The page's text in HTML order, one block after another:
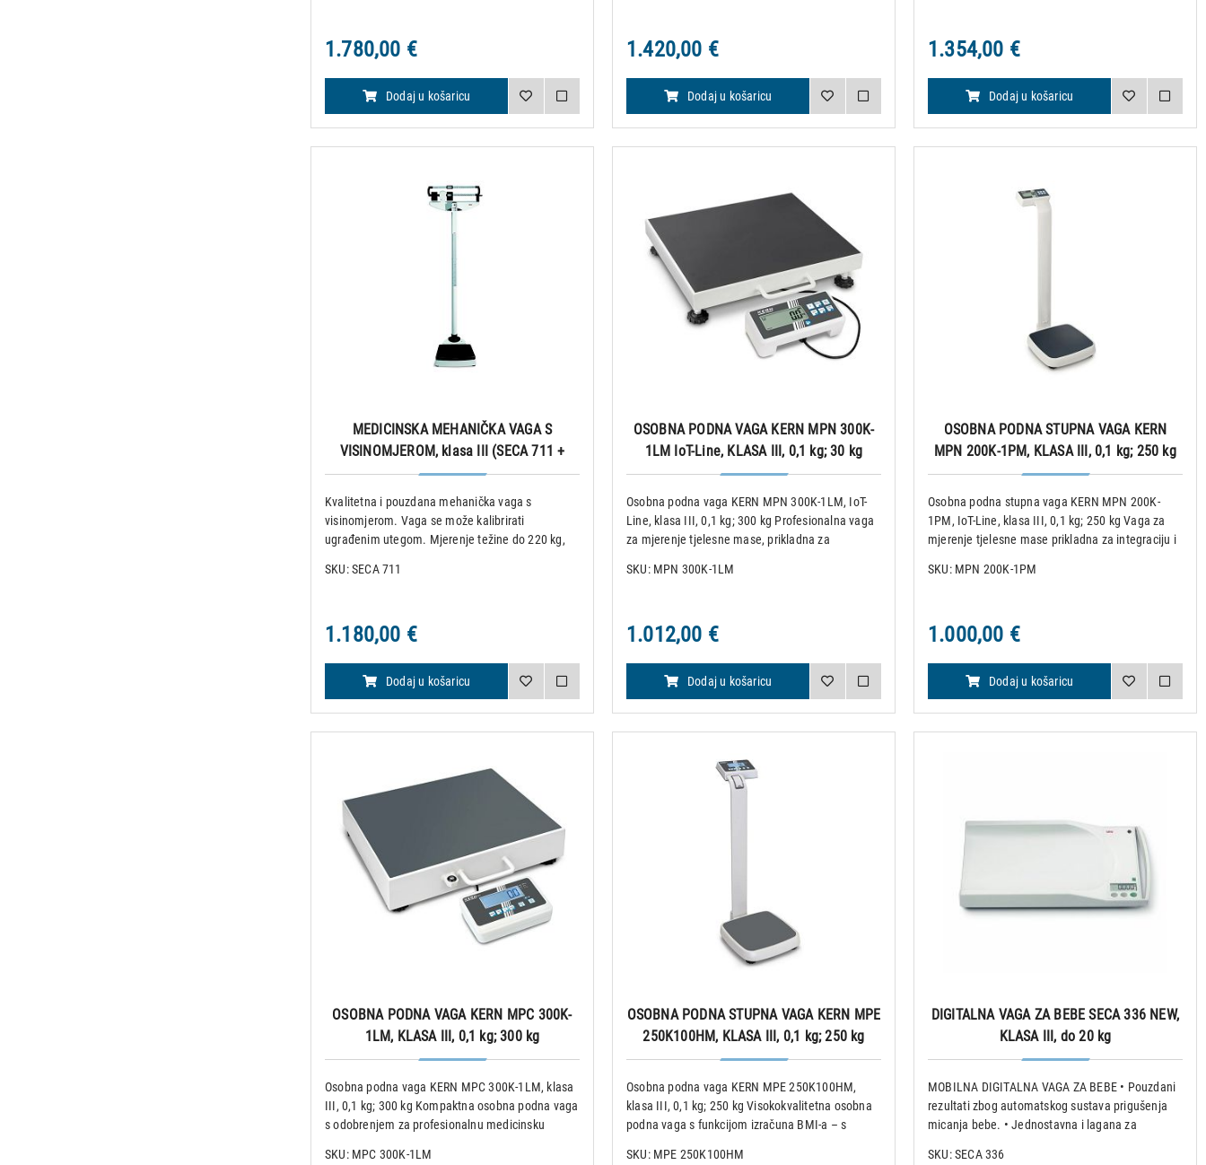
1.780,00 €
Dodaj u košaricu
1.420,00 €
Dodaj u košaricu
1.354,00 €
Dodaj u košaricu
MEDICINSKA MEHANIČKA VAGA S
VISINOMJEROM, klasa III (SECA 711 +
220)
Kvalitetna i pouzdana mehanička vaga s
visinomjerom. Vaga se može kalibrirati
ugrađenim utegom. Mjerenje težine do 220 kg,
60 do 220 cm. Dimenzije: 520 x 1556 x 520 mm /
SKU: SECA 711
1.180,00 €
Dodaj u košaricu
OSOBNA PODNA VAGA KERN MPN 300K-
1LM IoT-Line, KLASA III, 0,1 kg; 30 kg
Osobna podna vaga KERN MPN 300K-1LM, IoT-
Line, klasa III, 0,1 kg; 300 kg Profesionalna vaga
za mjerenje tjelesne mase, prikladna za
u sustave EMR ili EHR, također pogodna za
SKU: MPN 300K-1LM
1.012,00 €
Dodaj u košaricu
OSOBNA PODNA STUPNA VAGA KERN
MPN 200K-1PM, KLASA III, 0,1 kg; 250 kg
Osobna podna stupna vaga KERN MPN 200K-
1PM, IoT-Line, klasa III, 0,1 kg; 250 kg Vaga za
mjerenje tjelesne mase prikladna za integraciju i
EMR ili EHR. Tehnički podaci: • Nosivost (Max):
SKU: MPN 200K-1PM
1.000,00 €
Dodaj u košaricu
OSOBNA PODNA VAGA KERN MPC 300K-
1LM, KLASA III, 0,1 kg; 300 kg
Osobna podna vaga KERN MPC 300K-1LM, klasa
III, 0,1 kg; 300 kg Kompaktna osobna podna vaga
s odobrenjem za profesionalnu medicinsku
SKU: MPC 300K-1LM
OSOBNA PODNA STUPNA VAGA KERN MPE
250K100HM, KLASA III, 0,1 kg; 250 kg
Osobna podna vaga KERN MPE 250K100HM,
klasa III, 0,1 kg; 250 kg Visokokvalitetna osobna
podna vaga s funkcijom izračuna BMI-a – s
SKU: MPE 250K100HM
DIGITALNA VAGA ZA BEBE SECA 336 NEW,
KLASA III, do 20 kg
MOBILNA DIGITALNA VAGA ZA BEBE • Pouzdani
rezultati zbog automatskog sustava prigušenja
micanja bebe. • Jednostavna i lagana za
SKU: SECA 336